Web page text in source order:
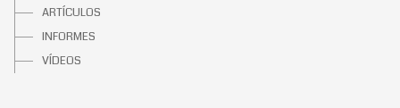
ARTÍCULOS
INFORMES
VÍDEOS